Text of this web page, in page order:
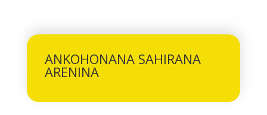
ANKOHONANA SAHIRANA
ARENINA